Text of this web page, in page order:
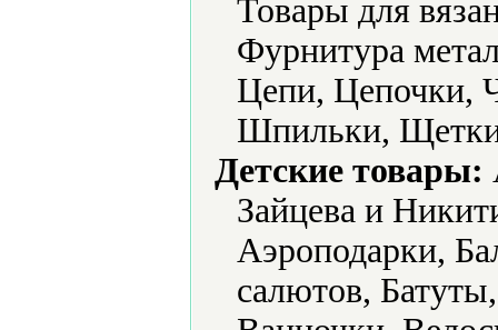
Товары для
Фурнитура
Цепи,
Шпильки,
Детские товары:
Зайцева и
Аэроподарки,
салютов,